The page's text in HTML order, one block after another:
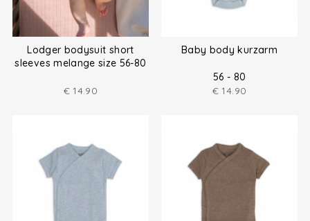
Lodger bodysuit short
sleeves melange size 56-80
€ 14.90
Baby body kurzarm
56 - 80
€ 14.90